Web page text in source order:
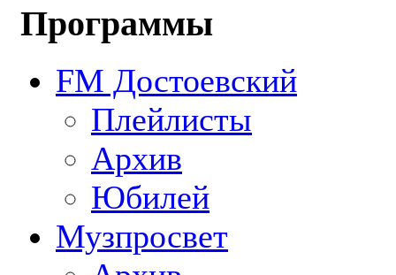
Программы
FM Достоевский
Плейлисты
Архив
Юбилей
Музпросвет